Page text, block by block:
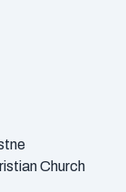
Church